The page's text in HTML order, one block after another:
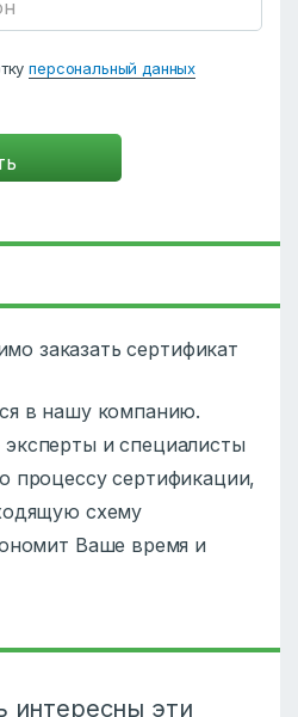
персональный данных
заказать сертификат
в нашу компанию.
и специалисты
процессу сертификации,
схему
Ваше время и
интересны эти